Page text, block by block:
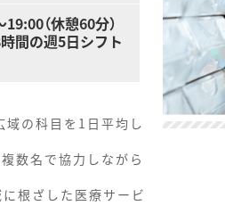
（休憩60分）
間の週5日シフト
の科目を1日平均し
数名で協力しながら
根ざした医療サービ